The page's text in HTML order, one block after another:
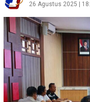
26 Agustus 2025 |